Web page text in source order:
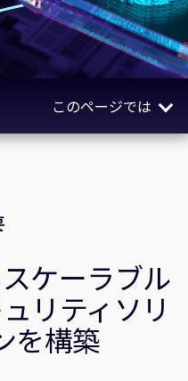
このページでは
概要
関連情報
ケーラブル
リティソリ
を構築